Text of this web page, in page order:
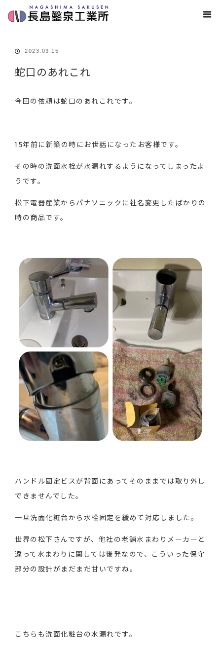
ホーム
ブログ
キッチン, 水漏れ
2023.03.15
蛇口のあれこれ
今回の依頼は蛇口のあれこれです。
15年前に新築の時にお世話になったお客様です。
その時の洗面水栓が水漏れするようになってしまったよ
うです。
松下電器産業からパナソニックに社名変更したばかりの
時の商品です。
ハンドル固定ビスが背面にあってそのままでは取り外し
できませんでした。
一旦洗面化粧台から水栓固定を緩めて対応しました。
世界の松下さんですが、他社の老舗水まわりメーカーと
違って水まわりに関しては後発なので、こういった保守
部分の設計がまだまだ甘いですね。
こちらも洗面化粧台の水漏れです。